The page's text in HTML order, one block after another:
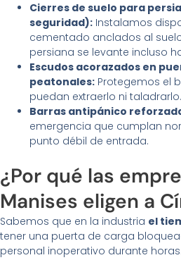
Cierres de suelo para
seguridad): Instalamos
cementado anclados al
persiana se levante incluso
Escudos acorazados en
peatonales: Protegemos el
puedan extraerlo ni taladrarlo.
Barras antipánico
emergencia que cumplan
punto débil de entrada.
¿Por qué las
Manises eligen a
Sabemos que en la industria el
tener una puerta de carga
personal inoperativo durante horas.